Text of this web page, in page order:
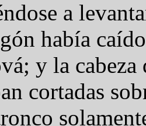
a
había
y la
cortadas